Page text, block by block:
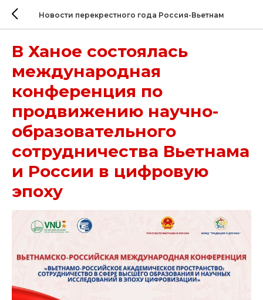
Новости перекрестного года Россия-Вьетнам
В Ханое состоялась
международная
конференция по
продвижению научно-
образовательного
сотрудничества Вьетнама
и России в цифровую
эпоху